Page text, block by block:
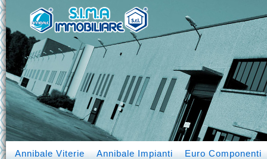
Annibale Viterie Annibale Impianti Euro Componenti